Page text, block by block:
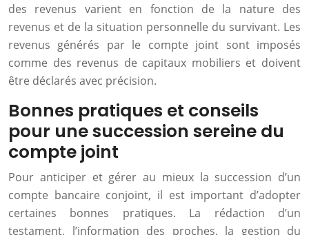
des revenus varient en fonction de la nature des
revenus et de la situation personnelle du survivant. Les
revenus générés par le compte joint sont imposés
comme des revenus de capitaux mobiliers et doivent
être déclarés avec précision.
Bonnes pratiques et conseils
pour une succession sereine du
compte joint
Pour anticiper et gérer au mieux la succession d’un
compte bancaire conjoint, il est important d’adopter
certaines bonnes pratiques. La rédaction d’un
testament, l’information des proches, la gestion du